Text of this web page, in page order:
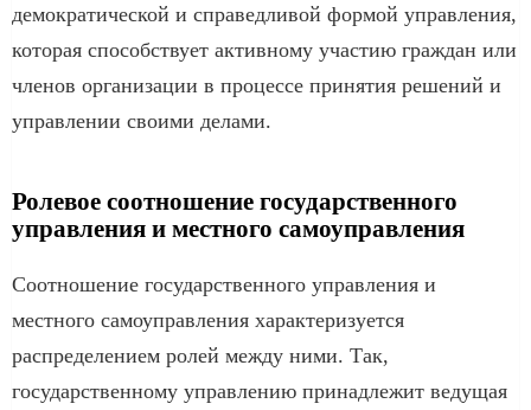
демократической и справедливой формой управления,
которая способствует активному участию граждан или
членов организации в процессе принятия решений и
управлении своими делами.
Ролевое соотношение государственного
управления и местного самоуправления
Соотношение государственного управления и
местного самоуправления характеризуется
распределением ролей между ними. Так,
государственному управлению принадлежит ведущая